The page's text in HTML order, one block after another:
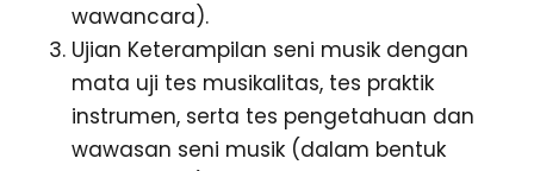
wawancara).
Ujian Keterampilan seni musik dengan
mata uji tes musikalitas, tes praktik
instrumen, serta tes pengetahuan dan
wawasan seni musik (dalam bentuk